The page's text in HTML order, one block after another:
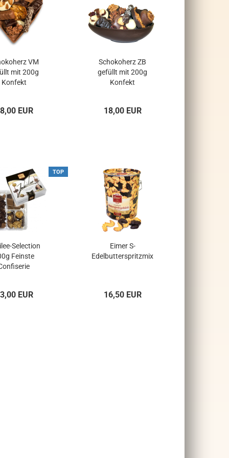
VM
mit 200g
Konfekt
EUR
Schokoherz ZB
gefüllt mit 200g
Konfekt
18,00 EUR
TOP
Selection
Feinste
EUR
Eimer S-
Edelbutterspritzmix
16,50 EUR